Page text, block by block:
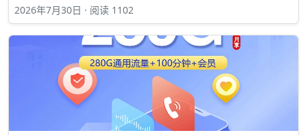
2026年7月30日 · 阅读 1102